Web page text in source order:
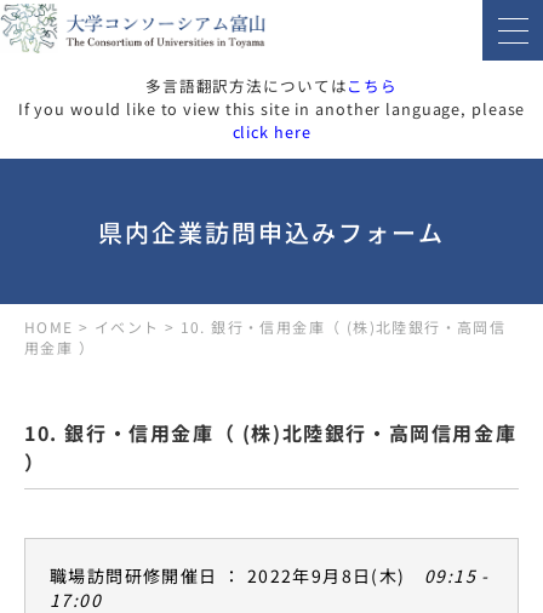
多言語翻訳方法についてはこちら
If you would like to view this site in another language, please
click here
県内企業訪問申込みフォーム
HOME > イベント > 10. 銀行・信用金庫（ (株)北陸銀行・高岡信
用金庫 ）
10. 銀行・信用金庫（ (株)北陸銀行・高岡信用金庫
）
職場訪問研修開催日 ： 2022年9月8日(木) 09:15 -
17:00